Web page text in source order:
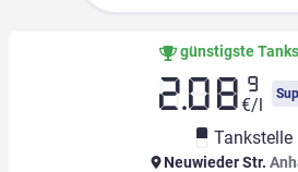
günstigste
2.08 9
€/l
Tankstelle
Neuwieder Str.